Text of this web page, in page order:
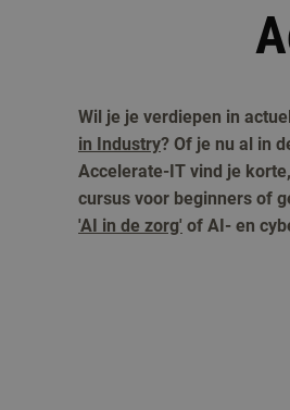
Wil je je verdiepen in
in Industry? Of je nu al in
Accelerate-IT vind je
cursus voor beginners of
'AI in de zorg' of AI- en